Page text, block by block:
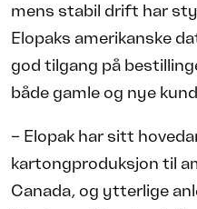
mens stabil drift har
Elopaks amerikanske
god tilgang på
både gamle og nye
– Elopak har sitt
kartongproduksjon til
Canada, og ytterlige